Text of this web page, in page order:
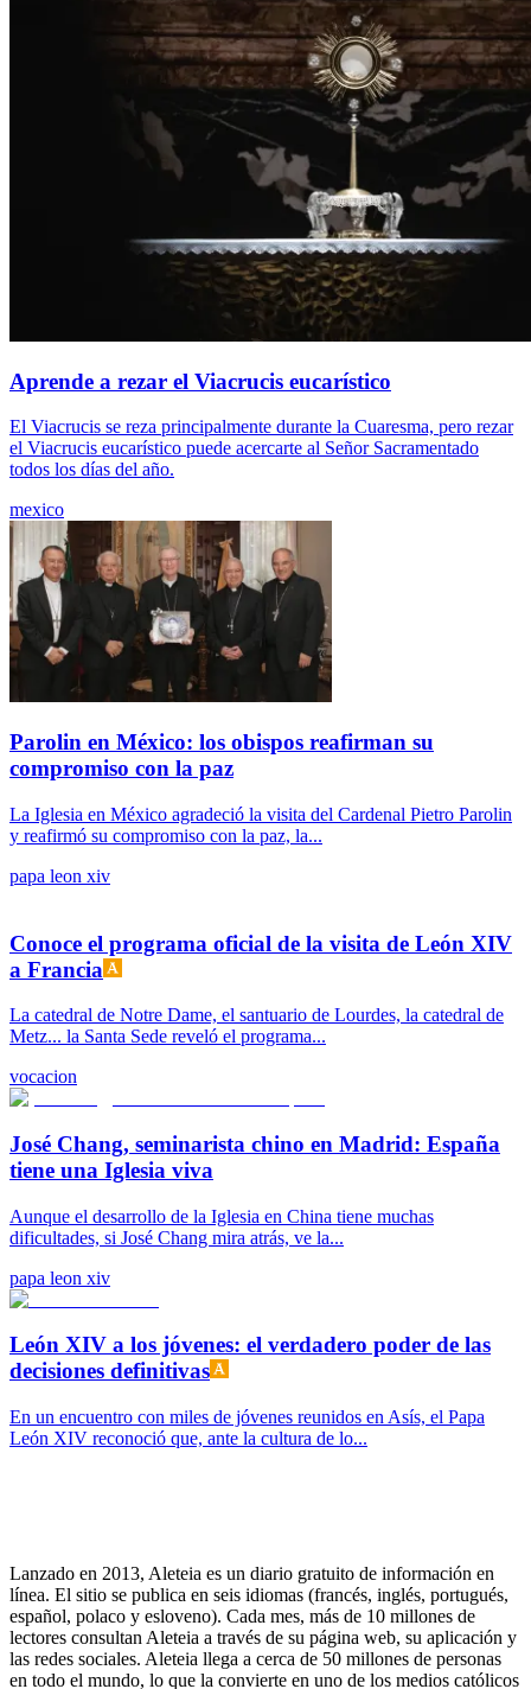
Aprende a rezar el Viacrucis eucarístico
El Viacrucis se reza principalmente durante la Cuaresma, pero rezar
el Viacrucis eucarístico puede acercarte al Señor Sacramentado
todos los días del año.
mexico
Parolin en México: los obispos reafirman su
compromiso con la paz
La Iglesia en México agradeció la visita del Cardenal Pietro Parolin
y reafirmó su compromiso con la paz, la...
papa leon xiv
Conoce el programa oficial de la visita de León XIV
a Francia
La catedral de Notre Dame, el santuario de Lourdes, la catedral de
Metz... la Santa Sede reveló el programa...
vocacion
José Chang, seminarista chino en Madrid: España
tiene una Iglesia viva
Aunque el desarrollo de la Iglesia en China tiene muchas
dificultades, si José Chang mira atrás, ve la...
papa leon xiv
León XIV a los jóvenes: el verdadero poder de las
decisiones definitivas
En un encuentro con miles de jóvenes reunidos en Asís, el Papa
León XIV reconoció que, ante la cultura de lo...
Lanzado en 2013, Aleteia es un diario gratuito de información en
línea. El sitio se publica en seis idiomas (francés, inglés, portugués,
español, polaco y esloveno). Cada mes, más de 10 millones de
lectores consultan Aleteia a través de su página web, su aplicación y
las redes sociales. Aleteia llega a cerca de 50 millones de personas
en todo el mundo, lo que la convierte en uno de los medios católicos